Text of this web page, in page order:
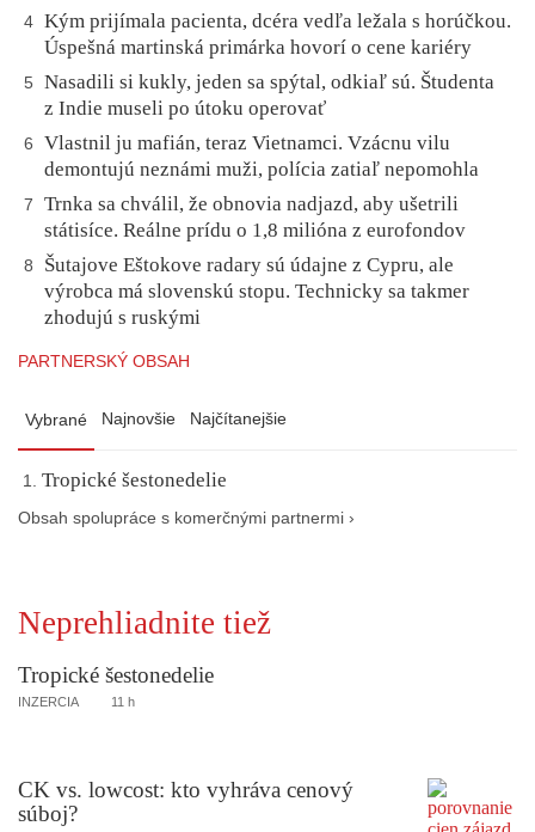
4 Kým prijímala pacienta, dcéra vedľa ležala s horúčkou.
Úspešná martinská primárka hovorí o cene kariéry
5
Nasadili si kukly, jeden sa spýtal, odkiaľ sú. Študenta
z Indie museli po útoku operovať
6
Vlastnil ju mafián, teraz Vietnamci. Vzácnu vilu
demontujú neznámi muži, polícia zatiaľ nepomohla
7
Trnka sa chválil, že obnovia nadjazd, aby ušetrili
státisíce. Reálne prídu o 1,8 milióna z eurofondov
8
Šutajove Eštokove radary sú údajne z Cypru, ale
výrobca má slovenskú stopu. Technicky sa takmer
zhodujú s ruskými
PARTNERSKÝ OBSAH
Vybrané Najnovšie Najčítanejšie
Tropické šestonedelie
Obsah spolupráce s komerčnými partnermi ›
Neprehliadnite tiež
Tropické šestonedelie
INZERCIA 11 h
CK vs. lowcost: kto vyhráva cenový
súboj?